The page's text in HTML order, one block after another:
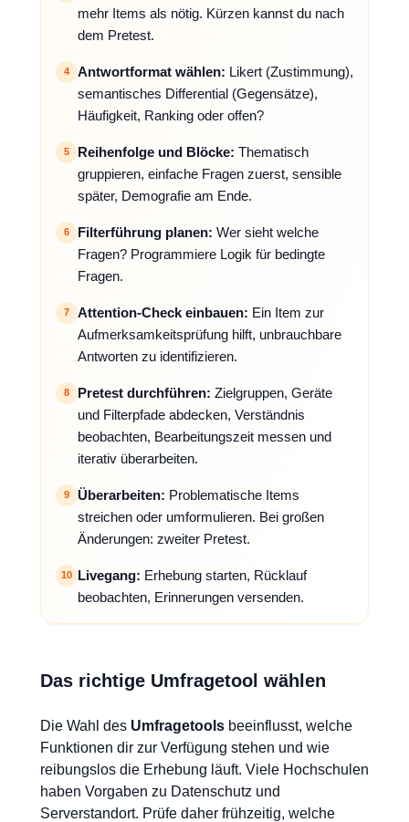
mehr Items als nötig. Kürzen kannst du nach
dem Pretest.
4 Antwortformat wählen: Likert (Zustimmung),
semantisches Differential (Gegensätze),
Häufigkeit, Ranking oder offen?
5 Reihenfolge und Blöcke: Thematisch
gruppieren, einfache Fragen zuerst, sensible
später, Demografie am Ende.
6 Filterführung planen: Wer sieht welche
Fragen? Programmiere Logik für bedingte
Fragen.
7 Attention-Check einbauen: Ein Item zur
Aufmerksamkeitsprüfung hilft, unbrauchbare
Antworten zu identifizieren.
8 Pretest durchführen: Zielgruppen, Geräte
und Filterpfade abdecken, Verständnis
beobachten, Bearbeitungszeit messen und
iterativ überarbeiten.
9 Überarbeiten: Problematische Items
streichen oder umformulieren. Bei großen
Änderungen: zweiter Pretest.
10 Livegang: Erhebung starten, Rücklauf
beobachten, Erinnerungen versenden.
Das richtige Umfragetool wählen
Die Wahl des Umfragetools beeinflusst, welche
Funktionen dir zur Verfügung stehen und wie
reibungslos die Erhebung läuft. Viele Hochschulen
haben Vorgaben zu Datenschutz und
Serverstandort. Prüfe daher frühzeitig, welche